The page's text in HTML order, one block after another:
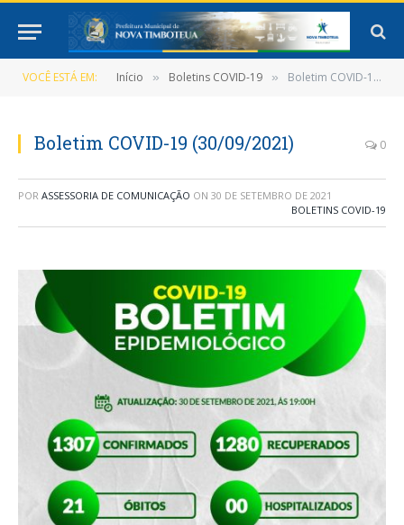
VOCÊ ESTÁ EM: Início » Boletins COVID-19 » Boletim COVID-19 (30/09/2021)
Boletim COVID-19 (30/09/2021) 0
POR ASSESSORIA DE COMUNICAÇÃO ON 30 DE SETEMBRO DE 2021
BOLETINS COVID-19